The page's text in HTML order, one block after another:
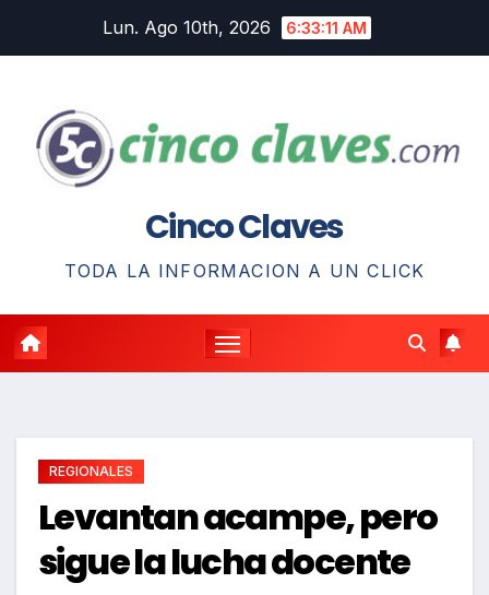
Lun. Ago 10th, 2026 6:33:12 AM
Cinco Claves
TODA LA INFORMACION A UN CLICK
REGIONALES
Levantan acampe, pero
sigue la lucha docente